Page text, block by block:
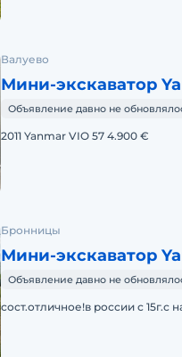
Валуево
Мини-экскаватор
Объявление давно не
2011 Yanmar VIO 57 4.900 €
Бронницы
Мини-экскаватор
Объявление давно не
сост.отличное!в россии с